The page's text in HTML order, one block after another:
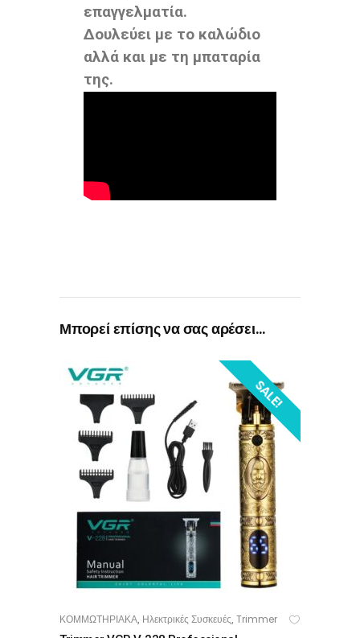
επαγγελματία.
Δουλεύει με το καλώδιο
αλλά και με τη μπαταρία
της.
Μπορεί επίσης να σας αρέσει…
SALE!
OPTIONS
ΚΟΜΜΩΤΗΡΙΑΚΑ, Ηλεκτρικές Συσκευές, Trimmer